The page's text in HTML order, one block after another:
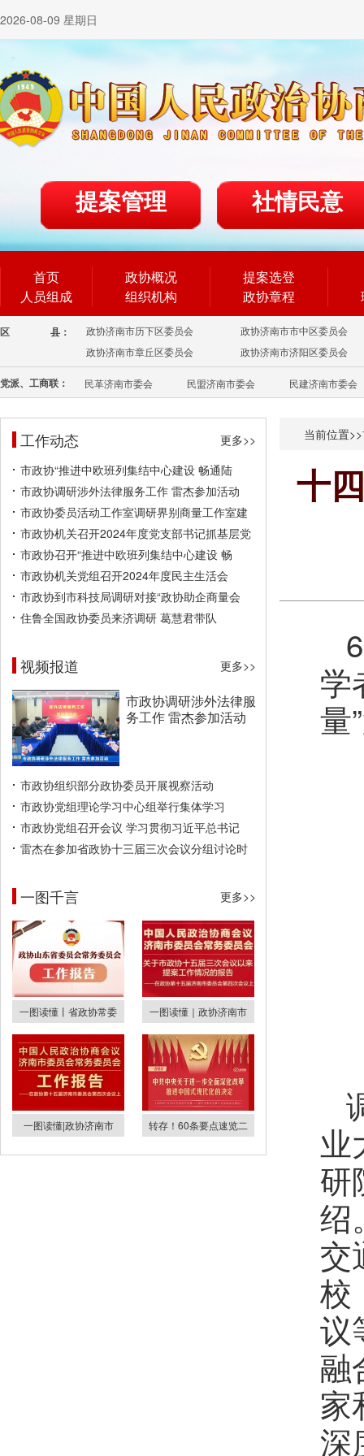
2026-08-09 星期日
提案管理 社情民意
首页
人员组成
政协概况
组织机构
提案选登
政协章程
区 县： 政协济南市历下区委员会
政协济南市市中区委员会
政协济南市章丘区委员会
政协济南市济阳区委员会
党派、工商联： 民革济南市委会 民盟济南市委会 民建济南市委会
工作动态
更多>>
市政协“推进中欧班列集结中心建设 畅通陆
市政协调研涉外法律服务工作 雷杰参加活动
市政协委员活动工作室调研界别商量工作室建
市政协机关召开2024年度党支部书记抓基层党
市政协召开“推进中欧班列集结中心建设 畅
市政协机关党组召开2024年度民主生活会
市政协到市科技局调研对接“政协助企商量会
住鲁全国政协委员来济调研 葛慧君带队
视频报道 更多>>
市政协调研涉外法律服
务工作 雷杰参加活动
市政协组织部分政协委员开展视察活动
市政协党组理论学习中心组举行集体学习
市政协党组召开会议 学习贯彻习近平总书记
雷杰在参加省政协十三届三次会议分组讨论时
一图千言 更多>>
一图读懂丨省政协常委 一图读懂｜政协济南市
一图读懂|政协济南市 转存！60条要点速览二
当前位置>>
十
学
量
业
研
绍
交
校
议
融
家
深